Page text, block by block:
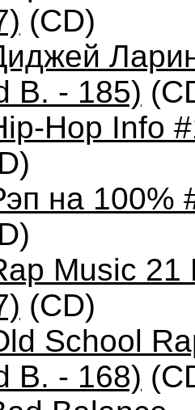
(CD)
B. - 185)
Hop Info
на 100%
Music
(CD)
School
B. - 168)